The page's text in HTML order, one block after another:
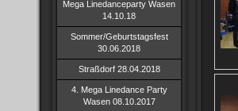
Mega Linedanceparty Wasen
14.10.18
Sommer/Geburtstagsfest
30.06.2018
Straßdorf 28.04.2018
4. Mega Linedance Party
Wasen 08.10.2017